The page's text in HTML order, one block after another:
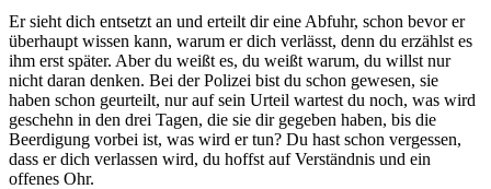
Er sieht dich entsetzt an und erteilt dir eine Abfuhr, schon bevor er
überhaupt wissen kann, warum er dich verlässt, denn du erzählst es
ihm erst später. Aber du weißt es, du weißt warum, du willst nur
nicht daran denken. Bei der Polizei bist du schon gewesen, sie
haben schon geurteilt, nur auf sein Urteil wartest du noch, was wird
geschehn in den drei Tagen, die sie dir gegeben haben, bis die
Beerdigung vorbei ist, was wird er tun? Du hast schon vergessen,
dass er dich verlassen wird, du hoffst auf Verständnis und ein
offenes Ohr.